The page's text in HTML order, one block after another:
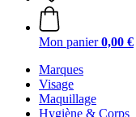
Mon panier 0,00 €
Marques
Visage
Maquillage
Hygiène & Corps